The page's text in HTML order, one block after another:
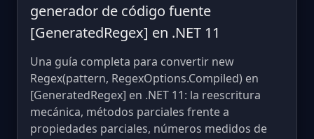
generador de código fuente
[GeneratedRegex] en .NET 11
Una guía completa para convertir new
Regex(pattern, RegexOptions.Compiled) en
[GeneratedRegex] en .NET 11: la reescritura
mecánica, métodos parciales frente a
propiedades parciales, números medidos de